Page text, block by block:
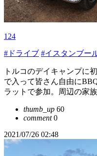
124
#ドライブ #イスタンブー
トルコのデイキャンプに
で入って皆さん自由に
ラットで参加。周辺の家
thumb_up 60
comment0
2021/07/26 02:48